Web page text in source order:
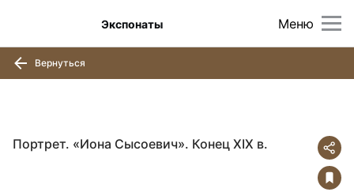
Меню
Экспонаты
Вернуться
Портрет. «Иона Сысоевич». Конец XIX в.